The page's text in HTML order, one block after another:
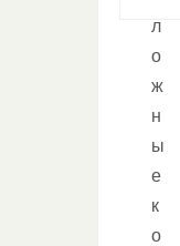
л
о
ж
н
ы
е
к
о